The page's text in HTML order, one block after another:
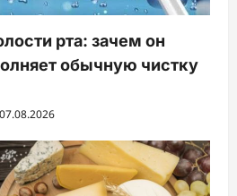
рта: зачем он
обычную чистку
07.08.2026